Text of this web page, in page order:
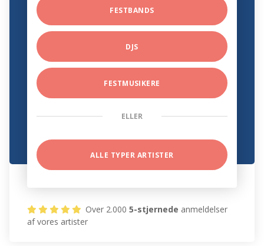
FESTBANDS
DJS
FESTMUSIKERE
ELLER
ALLE TYPER ARTISTER
Over 2.0005-stjernede anmeldelser
af vores artister